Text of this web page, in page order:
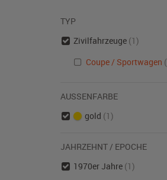
TYP
Zivilfahrzeuge (1)
Coupe / Sportwagen
AUSSENFARBE
gold (1)
JAHRZEHNT / EPOCHE
1970er Jahre (1)